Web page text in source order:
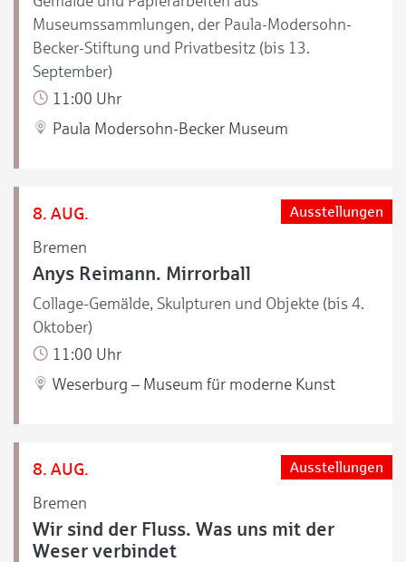
Museumssammlungen, der Paula-Modersohn-
Becker-Stiftung und Privatbesitz (bis 13.
September)
11:00 Uhr
Paula Modersohn-Becker Museum
8. AUG.
Bremen
Ausstellungen
Anys Reimann. Mirrorball
Collage-Gemälde, Skulpturen und Objekte (bis 4.
Oktober)
11:00 Uhr
Weserburg – Museum für moderne Kunst
8. AUG.
Bremen
Ausstellungen
Wir sind der Fluss. Was uns mit der
Weser verbindet